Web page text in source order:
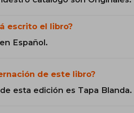
escrito el libro?
Español.
de este libro?
esta edición es Tapa Blanda.